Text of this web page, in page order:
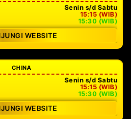
Senin s/d Sabtu
15:15 (WIB)
15:30 (WIB)
WEBSITE
CHINA
Senin s/d Sabtu
15:15 (WIB)
15:30 (WIB)
WEBSITE